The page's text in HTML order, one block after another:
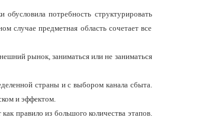
обусловила потребность структурировать
случае предметная область сочетает все
рынок, заниматься или не заниматься
страны и с выбором канала сбыта.
и эффектом.
правило из большого количества этапов.